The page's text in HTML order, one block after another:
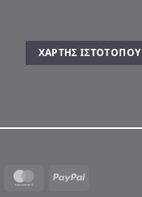
ΧΆΡΤΗΣ ΙΣΤΌΤΟΠΟΥ
Visa MasterCardPayPal